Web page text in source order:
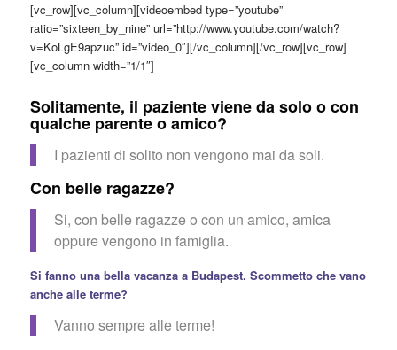
[vc_row][vc_column][videoembed type=”youtube”
ratio=”sixteen_by_nine” url=”http://www.youtube.com/watch?
v=KoLgE9apzuc” id=”video_0″][/vc_column][/vc_row][vc_row]
[vc_column width=”1/1″]
Solitamente, il paziente viene da solo o con
qualche parente o amico?
I pazienti di solito non vengono mai da soli.
Con belle ragazze?
Si, con belle ragazze o con un amico, amica
oppure vengono in famiglia.
Si fanno una bella vacanza a Budapest. Scommetto che vano
anche alle terme?
Vanno sempre alle terme!